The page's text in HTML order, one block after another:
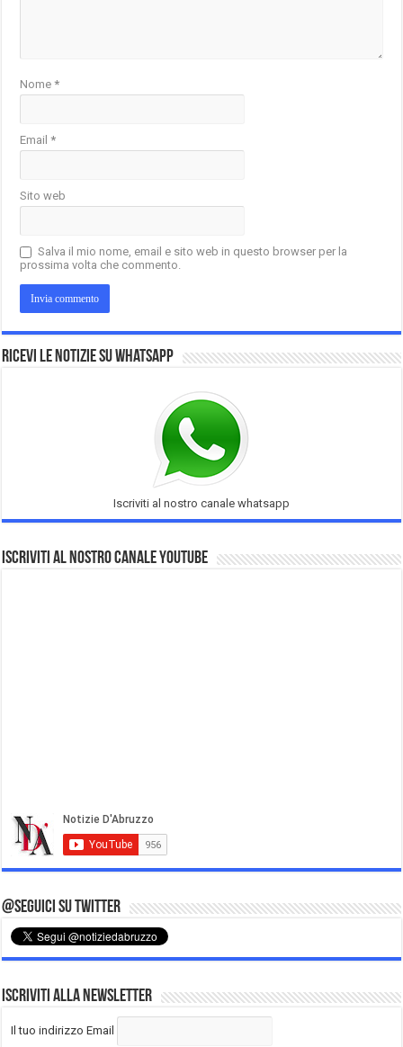
Nome*
Email*
Sito web
Salva il mio nome, email e sito web in questo browser per la
prossima volta che commento.
Ricevi le notizie su Whatsapp
Iscriviti al nostro canale whatsapp
Iscriviti al nostro Canale Youtube
@Seguici su Twitter
Iscriviti alla Newsletter
Il tuo indirizzo Email